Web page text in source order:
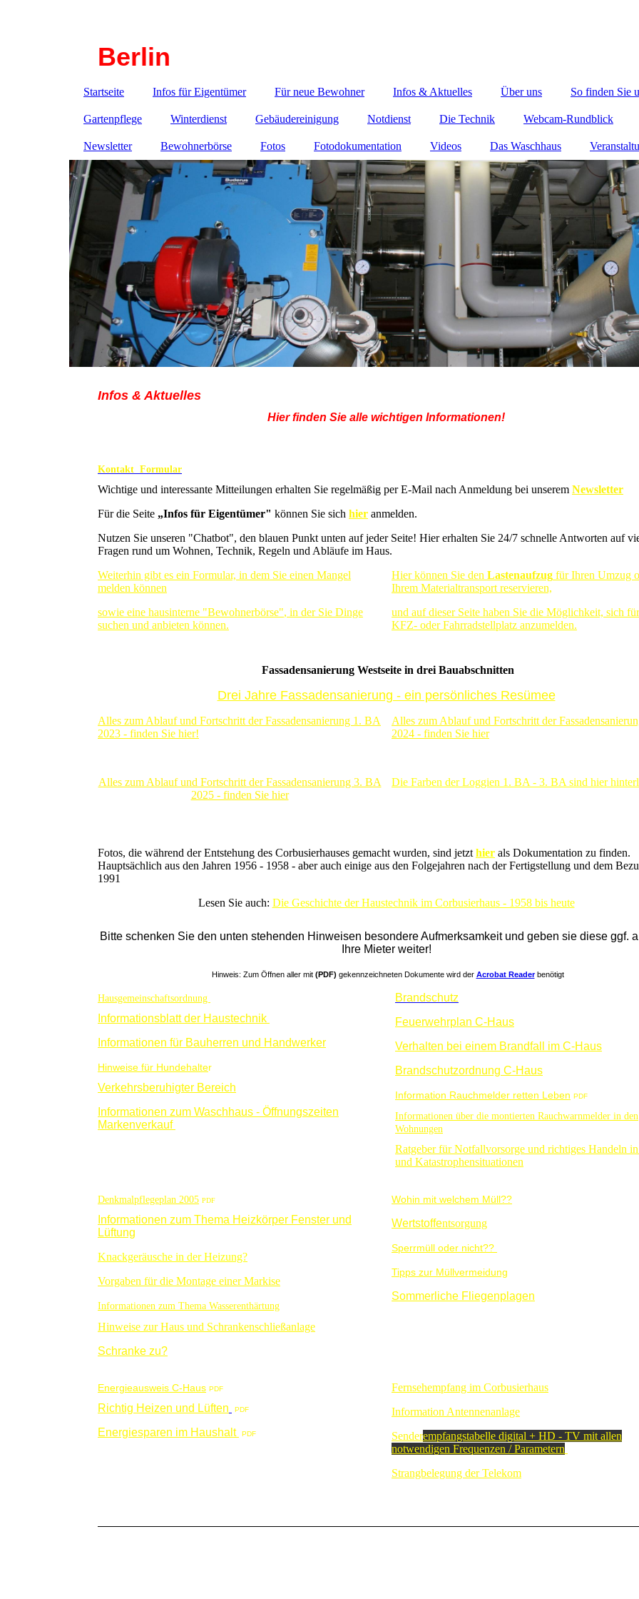
Berlin
Startseite Infos für Eigentümer Für neue Bewohner Infos & Aktuelles Über uns So finden Sie
Gartenpflege Winterdienst Gebäudereinigung Notdienst Die Technik Webcam-Rundblick
Newsletter Bewohnerbörse Fotos Fotodokumentation Videos Das Waschhaus
Infos & Aktuelles
Hier finden Sie alle wichtigen Informationen!
Kontakt Formular
Wichtige und interessante Mitteilungen erhalten Sie regelmäßig per E-Mail nach Anmeldung bei unserem Newsletter
Für die Seite „Infos für Eigentümer" können Sie sich hier anmelden.
Nutzen Sie unseren "Chatbot", den blauen Punkt unten auf jeder Seite! Hier erhalten Sie 24/7 schnelle Antworten auf
Fragen rund um Wohnen, Technik, Regeln und Abläufe im Haus.
Weiterhin gibt es ein Formular, in dem Sie einen Mangel
melden können
sowie eine hausinterne "Bewohnerbörse", in der Sie Dinge
suchen und anbieten können.
Hier können Sie den Lastenaufzug für Ihren Umzug
Ihrem Materialtransport reservieren,
und auf dieser Seite haben Sie die Möglichkeit, sich
KFZ- oder Fahrradstellplatz anzumelden.
Fassadensanierung Westseite in drei Bauabschnitten
Drei Jahre Fassadensanierung - ein persönliches Resümee
Alles zum Ablauf und Fortschritt der Fassadensanierung 1. BA
2023 - finden Sie hier!
Alles zum Ablauf und Fortschritt der
2024 - finden Sie hier
Alles zum Ablauf und Fortschritt der Fassadensanierung 3. BA
2025 - finden Sie hier
Die Farben der Loggien 1. BA - 3. BA sind hier
Fotos, die während der Entstehung des Corbusierhauses gemacht wurden, sind jetzt hier als Dokumentation zu finden.
Hauptsächlich aus den Jahren 1956 - 1958 - aber auch einige aus den Folgejahren nach der Fertigstellung und dem
1991
Lesen Sie auch: Die Geschichte der Haustechnik im Corbusierhaus - 1958 bis heute
Bitte schenken Sie den unten stehenden Hinweisen besondere Aufmerksamkeit und geben sie diese ggf.
Ihre Mieter weiter!
Hinweis: Zum Öffnen aller mit(PDF) gekennzeichneten Dokumente wird der Acrobat Readerbenötigt
Hausgemeinschaftsordnung
Informationsblatt der Haustechnik
Informationen für Bauherren und Handwerker
Hinweise für Hundehalter
Verkehrsberuhigter Bereich
Informationen zum Waschhaus - Öffnungszeiten
Markenverkauf
Brandschutz
Feuerwehrplan C-Haus
Verhalten bei einem Brandfall im C-Haus
Brandschutzordnung C-Haus
Information Rauchmelder retten Leben PDF
Informationen über die montierten Rauchwarnmelder in den
Wohnungen
Ratgeber für Notfallvorsorge und richtiges Handeln
und Katastrophensituationen
Denkmalpflegeplan 2005 PDF
Informationen zum Thema Heizkörper Fenster und
Lüftung
Knackgeräusche in der Heizung?
Vorgaben für die Montage einer Markise
Informationen zum Thema Wasserenthärtung
Hinweise zur Haus und Schrankenschließanlage
Schranke zu?
Wohin mit welchem Müll??
Wertstoffentsorgung
Sperrmüll oder nicht??
Tipps zur Müllvermeidung
Sommerliche Fliegenplagen
Energieausweis C-Haus PDF
Richtig Heizen und Lüften PDF
Energiesparen im Haushalt PDF
Fernsehempfang im Corbusierhaus
Information Antennenanlage
Senderempfangstabelle digital + HD - TV mit allen
notwendigen Frequenzen / Parametern
Strangbelegung der Telekom